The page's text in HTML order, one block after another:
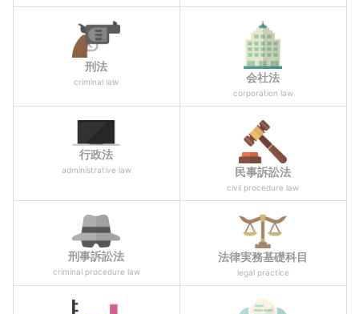
刑法
criminal law 会社法
corporation law
行政法
administrative law 民事訴訟法
civil procedure law
刑事訴訟法
criminal procedure law
法律実務基礎科目
legal practice